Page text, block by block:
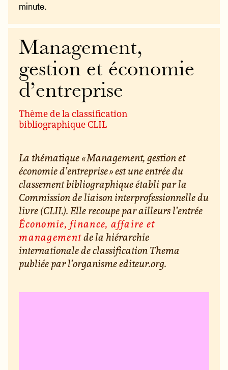
minute.
Management,
gestion et économie
d’entreprise
Thème de la classification
bibliographique CLIL
La thématique « Management, gestion et
économie d’entreprise » est une entrée du
classement bibliographique établi par la
Commission de liaison interprofessionnelle du
livre (CLIL). Elle recoupe par ailleurs l’entrée
Économie, finance, affaire et
managementde la hiérarchie
internationale de classification Thema
publiée par l’organisme editeur.org.